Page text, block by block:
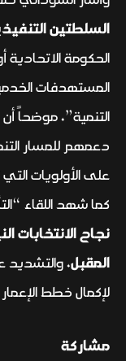
السلطتين
الحكومة
المستهدفات
التنمية”، موضحاً
دعمهم للمسار
على الأولويات
كما شهد اللقاء
نجاح الانتخابات
المقبل، والتشديد
لإكمال خطط
مشاركة